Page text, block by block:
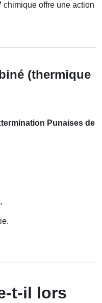
chimique offre une action
(thermique
Punaises de
t-il lors